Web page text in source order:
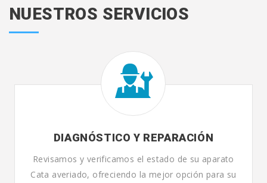
NUESTROS SERVICIOS
DIAGNÓSTICO Y REPARACIÓN
Revisamos y verificamos el estado de su aparato
Cata averiado, ofreciendo la mejor opción para su